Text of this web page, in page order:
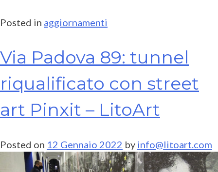
Posted in aggiornamenti
Via Padova 89: tunnel
riqualificato con street
art Pinxit – LitoArt
Posted on 12 Gennaio 2022 by info@litoart.com